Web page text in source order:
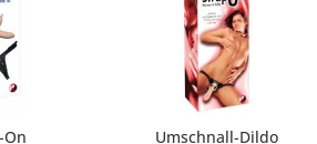
Umschnall-Dildo